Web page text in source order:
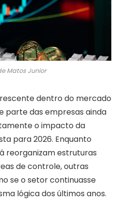
Matos Junior
dentro do mercado
parte das empresas ainda
o impacto da
para 2026. Enquanto
reorganizam estruturas
de controle, outras
se o setor continuasse
lógica dos últimos anos.